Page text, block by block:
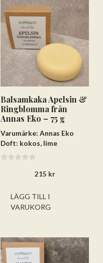
Balsamkaka Apelsin &
Ringblomma från
Annas Eko – 75 g
Varumärke: Annas Eko
Doft: kokos, lime
215 kr
LÄGG TILL I
VARUKORG